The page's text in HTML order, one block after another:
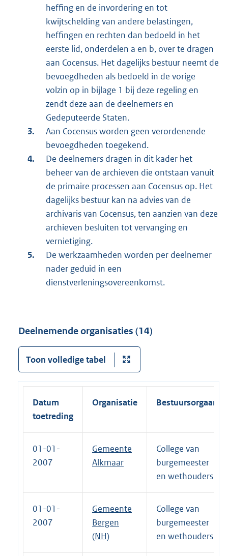
heffing en de invordering en tot
kwijtschelding van andere belastingen,
heffingen en rechten dan bedoeld in het
eerste lid, onderdelen a en b, over te dragen
aan Cocensus. Het dagelijks bestuur neemt de
bevoegdheden als bedoeld in de vorige
volzin op in bijlage 1 bij deze regeling en
zendt deze aan de deelnemers en
Gedeputeerde Staten.
Aan Cocensus worden geen verordenende
bevoegdheden toegekend.
De deelnemers dragen in dit kader het
beheer van de archieven die ontstaan vanuit
de primaire processen aan Cocensus op. Het
dagelijks bestuur kan na advies van de
archivaris van Cocensus, ten aanzien van deze
archieven besluiten tot vervanging en
vernietiging.
De werkzaamheden worden per deelnemer
nader geduid in een
dienstverleningsovereenkomst.
Deelnemende organisaties (14)
Toon volledige tabel
Datum
toetreding
Organisatie Bestuursorgaan
01-01-
2007
Gemeente
Alkmaar
College van
burgemeester
en wethouders
01-01-
2007
Gemeente
Bergen
(NH)
College van
burgemeester
en wethouders